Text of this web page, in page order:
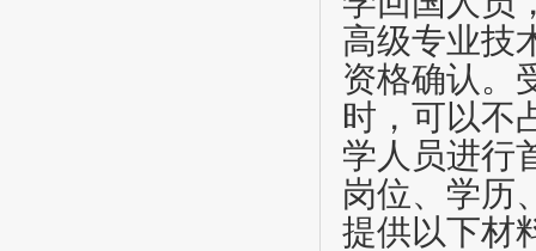
高级专业技
资格确认。
时，可以不
学人员进行
岗位、学历
提供以下材